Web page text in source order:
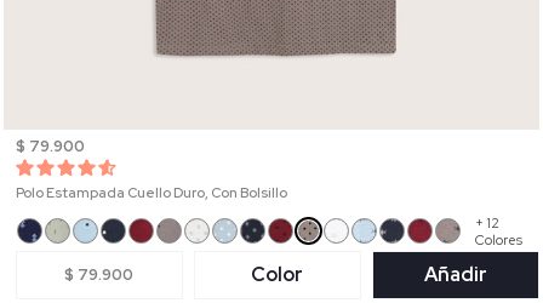
$ 79.900
Polo Estampada Cuello Duro, Con Bolsillo
+ 12
Colores
$ 79.900 Color Añadir